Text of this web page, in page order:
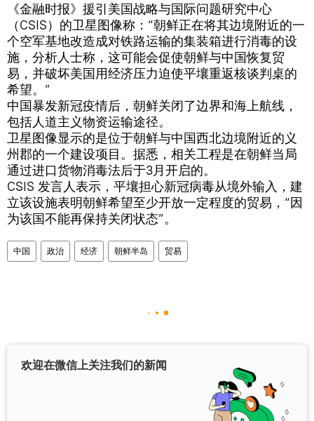
《金融时报》援引美国战略与国际问题研究中心
（CSIS）的卫星图像称：“朝鲜正在将其边境附近的一
个空军基地改造成对铁路运输的集装箱进行消毒的设
施，分析人士称，这可能会促使朝鲜与中国恢复贸
易，并破坏美国用经济压力迫使平壤重返核谈判桌的
希望。”
中国暴发新冠疫情后，朝鲜关闭了边界和海上航线，
包括人道主义物资运输途径。
卫星图像显示的是位于朝鲜与中国西北边境附近的义
州郡的一个建设项目。据悉，相关工程是在朝鲜当局
通过进口货物消毒法后于3月开启的。
CSIS 发言人表示，平壤担心新冠病毒从境外输入，建
立该设施表明朝鲜希望至少开放一定程度的贸易，“因
为该国不能再保持关闭状态”。
中国 政治 经济 朝鲜半岛 贸易
欢迎在微信上关注我们的新闻